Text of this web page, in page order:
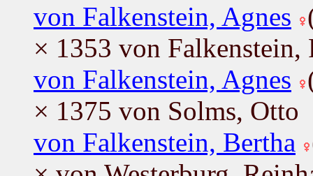
von Falkenstein, Agnes
× 1353 von Falkenstein,
von Falkenstein, Agnes
× 1375 von Solms, Otto
von Falkenstein, Bertha